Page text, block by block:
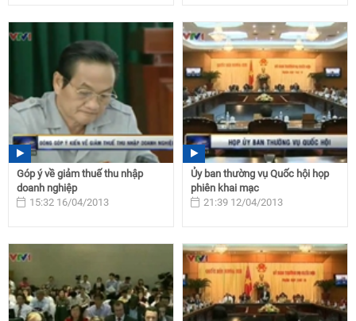
Góp ý về giảm thuế thu nhập
doanh nghiệp
15:32 16/04/2013
Ủy ban thường vụ Quốc hội họp
phiên khai mạc
21:39 12/04/2013